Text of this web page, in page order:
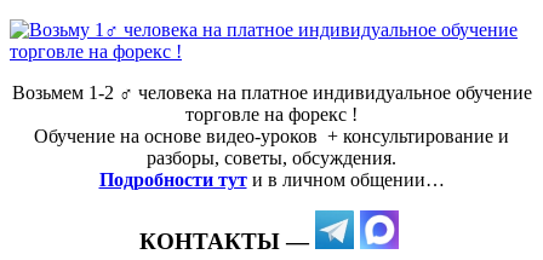
Возьмем 1-2 ‍♂️ человека на платное индивидуальное обучение
торговле на форекс !
Обучение на основе видео-уроков ️ + консультирование и
разборы, советы, обсуждения.
Подробности тут и в личном общении…
КОНТАКТЫ —